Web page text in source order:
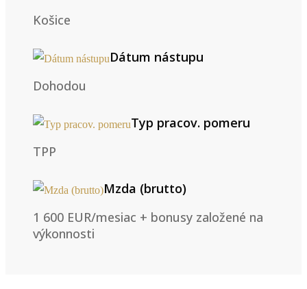
Košice
Dátum nástupu
Dohodou
Typ pracov. pomeru
TPP
Mzda (brutto)
1 600 EUR/mesiac + bonusy založené na
výkonnosti